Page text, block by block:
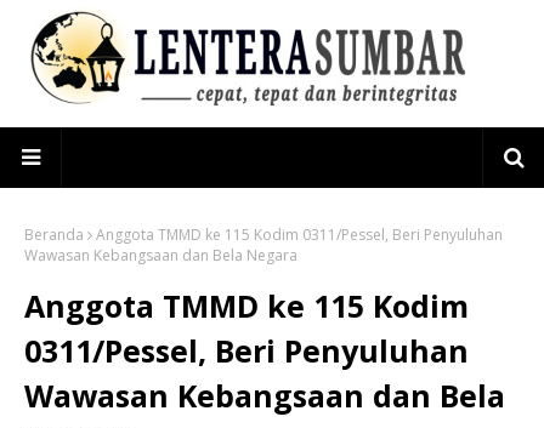
Beranda
Anggota TMMD ke 115 Kodim 0311/Pessel, Beri Penyuluhan
Wawasan Kebangsaan dan Bela Negara
Anggota TMMD ke 115 Kodim
0311/Pessel, Beri Penyuluhan
Wawasan Kebangsaan dan Bela